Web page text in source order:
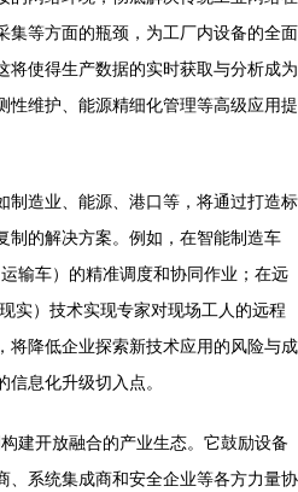
集等方面的瓶颈，为工厂内设备的全面
将使得生产数据的实时获取与分析成为
性维护、能源精细化管理等高级应用提
制造业、能源、港口等，将通过打造标
制的解决方案。例如，在智能制造车
输车）的精准调度和协同作业；在远
实）技术实现专家对现场工人的远程
将降低企业探索新技术应用的风险与成
息化升级切入点。
建开放融合的产业生态。它鼓励设备
、系统集成商和安全企业等各方力量协